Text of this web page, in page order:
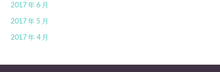
2017 年 6 月
2017 年 5 月
2017 年 4 月